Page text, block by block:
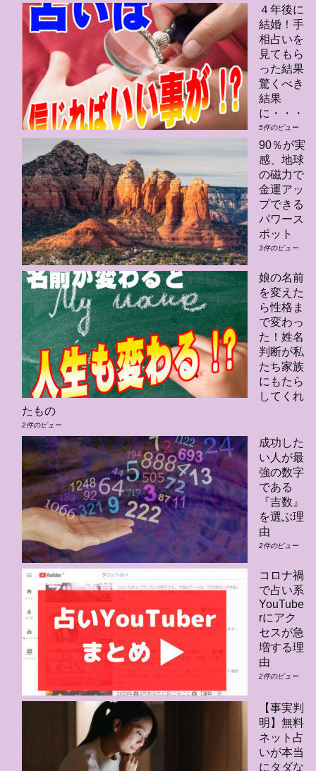
４年後に
結婚！手
相占いを
見てもら
った結果
驚くべき
結果
に・・・
5件のビュー
90％が実
感、地球
の磁力で
金運アッ
プできる
パワース
ポット
3件のビュー
娘の名前
を変えた
ら性格ま
で変わっ
た！姓名
判断が私
たち家族
にもたら
してくれ
たもの
2件のビュー
成功した
い人が最
強の数字
である
『吉数』
を選ぶ理
由
2件のビュー
コロナ禍
で占い系
YouTube
rにアク
セスが急
増する理
由
2件のビュー
【事実判
明】無料
ネット占
いが本当
にタダな